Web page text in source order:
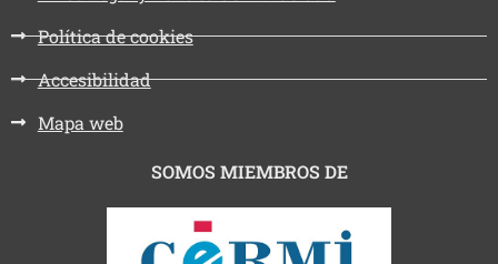
Política de cookies
Accesibilidad
Mapa web
SOMOS MIEMBROS DE